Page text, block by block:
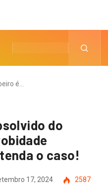
é…
do
o caso!
17, 2024 2587